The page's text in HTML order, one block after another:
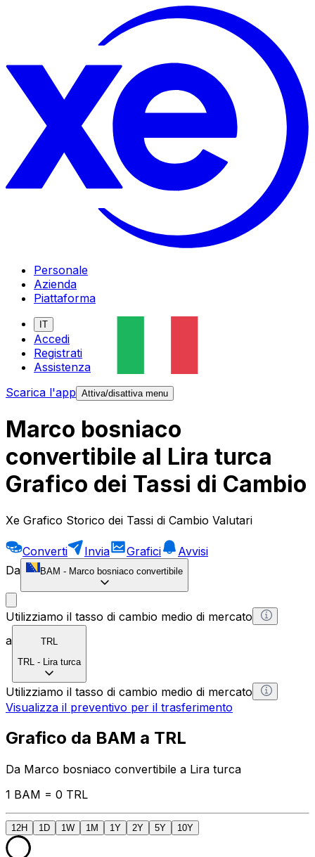
Personale
Azienda
Piattaforma
IT
Accedi
Registrati
Assistenza
Scarica l'app Attiva/disattiva menu
Marco bosniaco
convertibile al Lira turca
Grafico dei Tassi di Cambio
Xe Grafico Storico dei Tassi di Cambio Valutari
Converti Invia Grafici
Avvisi
Da
BAM - Marco bosniaco convertibile
Utilizziamo il tasso di cambio medio di mercato
a
TRL
TRL - Lira turca
Utilizziamo il tasso di cambio medio di mercato
Visualizza il preventivo per il trasferimento
Grafico da BAM a TRL
Da Marco bosniaco convertibile a Lira turca
1 BAM = 0 TRL
12H 1D 1W 1M 1Y 2Y 5Y 10Y